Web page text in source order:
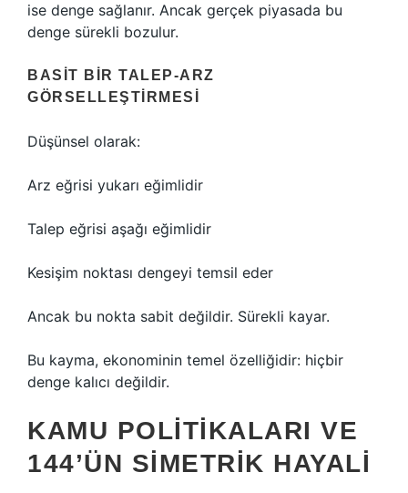
ise denge sağlanır. Ancak gerçek piyasada bu
denge sürekli bozulur.
BASIT BIR TALEP-ARZ
GÖRSELLEŞTIRMESI
Düşünsel olarak:
Arz eğrisi yukarı eğimlidir
Talep eğrisi aşağı eğimlidir
Kesişim noktası dengeyi temsil eder
Ancak bu nokta sabit değildir. Sürekli kayar.
Bu kayma, ekonominin temel özelliğidir: hiçbir
denge kalıcı değildir.
KAMU POLITIKALARI VE
144’ÜN SIMETRIK HAYALI